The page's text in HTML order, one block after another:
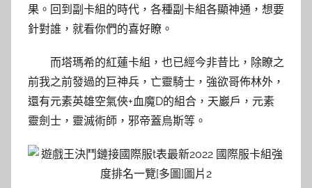
果。回到副卡組的時代，各種副卡組各顯神通，想要
針對誰，就看你們的喜好瞭。
而塔瑪希的紅蓮卡組，也已經今非昔比，除瞭之
前我之前發過的巨神兵，亡靈騎士，強欲哥佈林外，
還有元素英雄空氣俠+血魔D的組合，天巖戶，元素
靈劍士，靈滅術師，邪帝蓋烏斯等。